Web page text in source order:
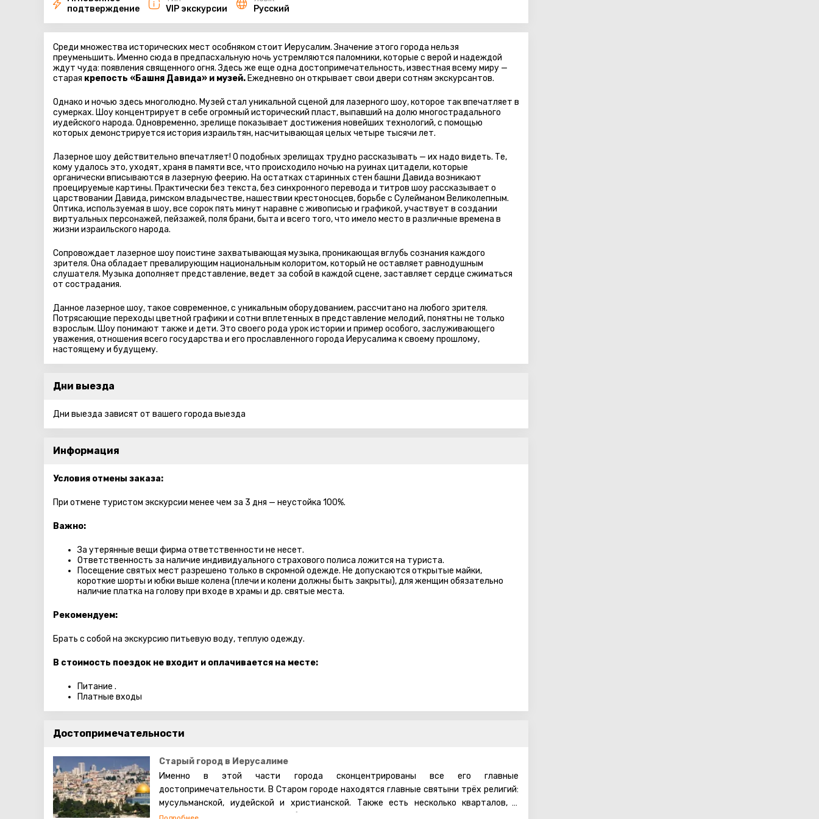
подтверждение
VIP экскурсии
Русский
Среди множества исторических мест особняком стоит Иерусалим. Значение этого города нельзя
преуменьшить. Именно сюда в предпасхальную ночь устремляются паломники, которые с верой и надеждой
ждут чуда: появления священного огня. Здесь же еще одна достопримечательность, известная всему миру —
старая крепость «Башня Давида» и музей. Ежедневно он открывает свои двери сотням экскурсантов.
Однако и ночью здесь многолюдно. Музей стал уникальной сценой для лазерного шоу, которое так впечатляет в
сумерках. Шоу концентрирует в себе огромный исторический пласт, выпавший на долю многострадального
иудейского народа. Одновременно, зрелище показывает достижения новейших технологий, с помощью
которых демонстрируется история израильтян, насчитывающая целых четыре тысячи лет.
Лазерное шоу действительно впечатляет! О подобных зрелищах трудно рассказывать — их надо видеть. Те,
кому удалось это, уходят, храня в памяти все, что происходило ночью на руинах цитадели, которые
органически вписываются в лазерную феерию. На остатках старинных стен башни Давида возникают
проецируемые картины. Практически без текста, без синхронного перевода и титров шоу рассказывает о
царствовании Давида, римском владычестве, нашествии крестоносцев, борьбе с Сулейманом Великолепным.
Оптика, используемая в шоу, все сорок пять минут наравне с живописью и графикой, участвует в создании
виртуальных персонажей, пейзажей, поля брани, быта и всего того, что имело место в различные времена в
жизни израильского народа.
Сопровождает лазерное шоу поистине захватывающая музыка, проникающая вглубь сознания каждого
зрителя. Она обладает превалирующим национальным колоритом, который не оставляет равнодушным
слушателя. Музыка дополняет представление, ведет за собой в каждой сцене, заставляет сердце сжиматься
от сострадания.
Данное лазерное шоу, такое современное, с уникальным оборудованием, рассчитано на любого зрителя.
Потрясающие переходы цветной графики и сотни вплетенных в представление мелодий, понятны не только
взрослым. Шоу понимают также и дети. Это своего рода урок истории и пример особого, заслуживающего
уважения, отношения всего государства и его прославленного города Иерусалима к своему прошлому,
настоящему и будущему.
Дни выезда
Дни выезда зависят от вашего города выезда
Информация
Условия отмены заказа:
При отмене туристом экскурсии менее чем за 3 дня — неустойка 100%.
Важно:
За утерянные вещи фирма ответственности не несет.
Ответственность за наличие индивидуального страхового полиса ложится на туриста.
Посещение святых мест разрешено только в скромной одежде. Не допускаются открытые майки,
короткие шорты и юбки выше колена (плечи и колени должны быть закрыты), для женщин обязательно
наличие платка на голову при входе в храмы и др. святые места.
Рекомендуем:
Брать с собой на экскурсию питьевую воду, теплую одежду.
В стоимость поездок не входит и оплачивается на месте:
Питание .
Платные входы
Достопримечательности
Старый город в Иерусалиме
Именно в этой части города сконцентрированы все его главные
достопримечательности. В Старом городе находятся главные святыни трёх религий:
мусульманской, иудейской и христианской. Также есть несколько кварталов, в
которых проживают евреи, арабы, христиане и армяне. Несмотря на то, что армяне